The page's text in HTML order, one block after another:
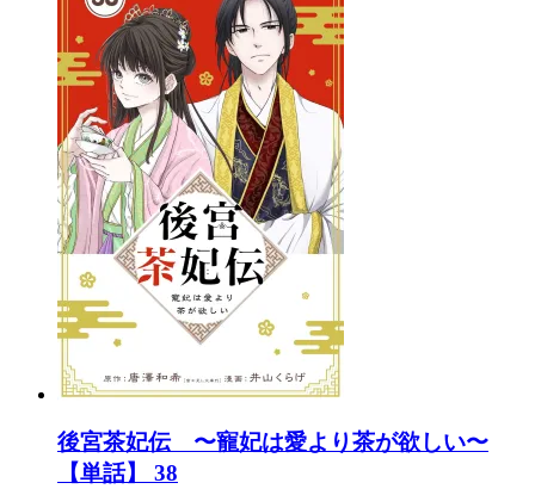
後宮茶妃伝 〜寵妃は愛より茶が欲しい〜
【単話】 38